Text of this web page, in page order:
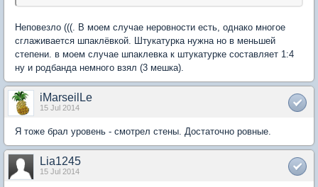
Неповезло (((. В моем случае неровности есть, однако многое
сглаживается шпаклёвкой. Штукатурка нужна но в меньшей
степени. в моем случае шпаклевка к штукатурке составляет 1:4
ну и родбанда немного взял (3 мешка).
iMarseilLe
15 Jul 2014
Я тоже брал уровень - смотрел стены. Достаточно ровные.
Lia1245
15 Jul 2014